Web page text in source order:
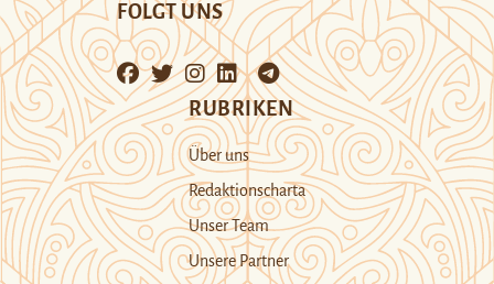
FOLGT UNS
RUBRIKEN
Über uns
Redaktionscharta
Unser Team
Unsere Partner